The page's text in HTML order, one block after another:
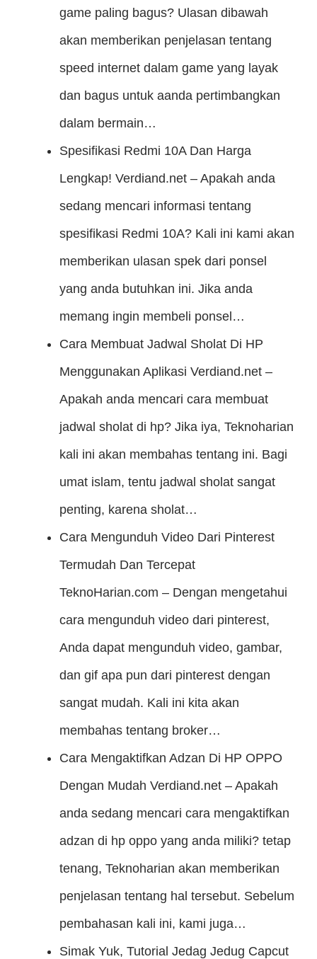
game paling bagus? Ulasan dibawah
akan memberikan penjelasan tentang
speed internet dalam game yang layak
dan bagus untuk aanda pertimbangkan
dalam bermain…
Spesifikasi Redmi 10A Dan Harga
Lengkap! Verdiand.net – Apakah anda
sedang mencari informasi tentang
spesifikasi Redmi 10A? Kali ini kami akan
memberikan ulasan spek dari ponsel
yang anda butuhkan ini. Jika anda
memang ingin membeli ponsel…
Cara Membuat Jadwal Sholat Di HP
Menggunakan Aplikasi Verdiand.net –
Apakah anda mencari cara membuat
jadwal sholat di hp? Jika iya, Teknoharian
kali ini akan membahas tentang ini. Bagi
umat islam, tentu jadwal sholat sangat
penting, karena sholat…
Cara Mengunduh Video Dari Pinterest
Termudah Dan Tercepat
TeknoHarian.com – Dengan mengetahui
cara mengunduh video dari pinterest,
Anda dapat mengunduh video, gambar,
dan gif apa pun dari pinterest dengan
sangat mudah. Kali ini kita akan
membahas tentang broker…
Cara Mengaktifkan Adzan Di HP OPPO
Dengan Mudah Verdiand.net – Apakah
anda sedang mencari cara mengaktifkan
adzan di hp oppo yang anda miliki? tetap
tenang, Teknoharian akan memberikan
penjelasan tentang hal tersebut. Sebelum
pembahasan kali ini, kami juga…
Simak Yuk, Tutorial Jedag Jedug Capcut